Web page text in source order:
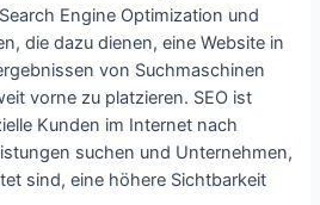
Engine Optimization und
die dazu dienen, eine Website in
von Suchmaschinen
vorne zu platzieren. SEO ist
Kunden im Internet nach
suchen und Unternehmen,
sind, eine höhere Sichtbarkeit